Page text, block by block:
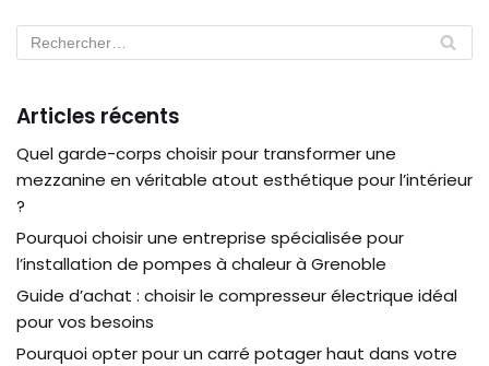
Articles récents
Quel garde-corps choisir pour transformer une
mezzanine en véritable atout esthétique pour l’intérieur
?
Pourquoi choisir une entreprise spécialisée pour
l’installation de pompes à chaleur à Grenoble
Guide d’achat : choisir le compresseur électrique idéal
pour vos besoins
Pourquoi opter pour un carré potager haut dans votre